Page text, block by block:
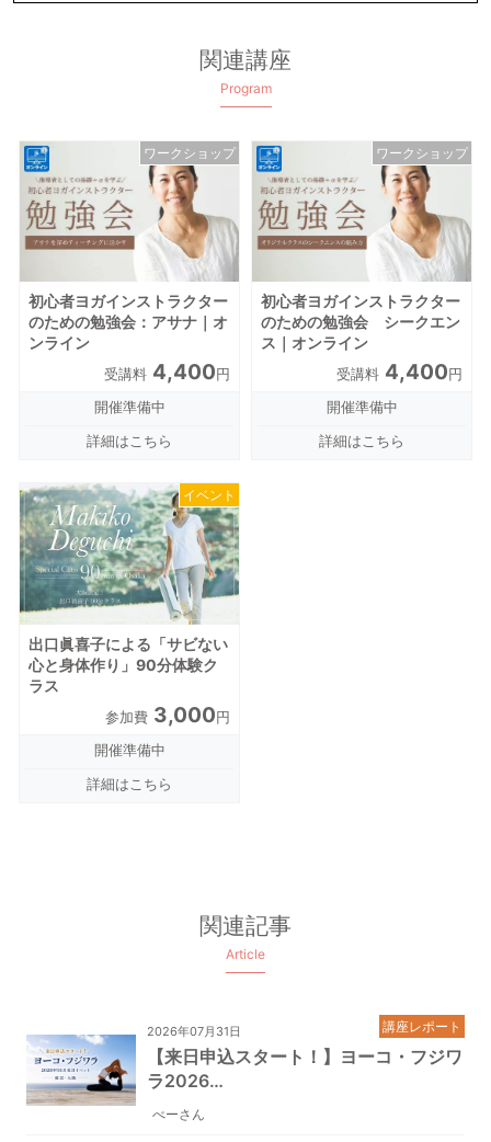
関連講座
Program
初心者ヨガインストラクター
のための勉強会：アサナ｜オ
ンライン
受講料 4,400円
開催準備中
詳細はこちら
ワークショップ
初心者ヨガインストラクター
のための勉強会 シークエン
ス｜オンライン
受講料 4,400円
開催準備中
詳細はこちら
ワークショップ
出口眞喜子による「サビない
心と身体作り」90分体験ク
ラス
参加費 3,000円
開催準備中
詳細はこちら
イベント
関連記事
Article
2026年07月31日
【来日申込スタート！】ヨーコ・フジワ
ラ2026…
べーさん
講座レポート